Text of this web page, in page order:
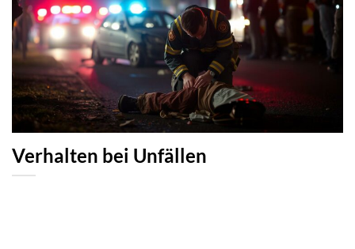
Verhalten bei Unfällen